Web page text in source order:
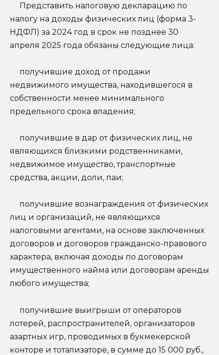
Представить налоговую декларацию по
налогу на доходы физических лиц (форма 3-
НДФЛ) за 2024 год в срок не позднее 30
апреля 2025 года обязаны следующие лица:
получившие доход от продажи
недвижимого имущества, находившегося в
собственности менее минимального
предельного срока владения;
получившие в дар от физических лиц, не
являющихся близкими родственниками,
недвижимое имущество, транспортные
средства, акции, доли, паи;
получившие вознаграждения от физических
лиц и организаций, не являющихся
налоговыми агентами, на основе заключенных
договоров и договоров гражданско-правового
характера, включая доходы по договорам
имущественного найма или договорам аренды
любого имущества;
получившие выигрыши от операторов
лотерей, распространителей, организаторов
азартных игр, проводимых в букмекерской
конторе и тотализаторе, в сумме до 15 000 руб.,